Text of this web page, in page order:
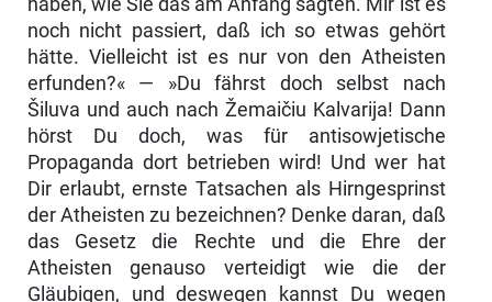
haben, wie Sie das am Anfang sagten. Mir ist es
noch nicht passiert, daß ich so etwas gehört
hätte. Vielleicht ist es nur von den Atheisten
erfunden?« — »Du fährst doch selbst nach
Šiluva und auch nach Žemaičiu Kalvarija! Dann
hörst Du doch, was für antisowjetische
Propaganda dort betrieben wird! Und wer hat
Dir erlaubt, ernste Tatsachen als Hirngesprinst
der Atheisten zu bezeichnen? Denke daran, daß
das Gesetz die Rechte und die Ehre der
Atheisten genauso verteidigt wie die der
Gläubigen, und des­wegen kannst Du wegen